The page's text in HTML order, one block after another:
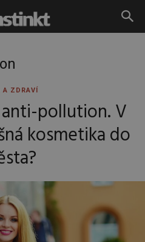
A ZDRAVÍ
pollution. V
kosmetika do